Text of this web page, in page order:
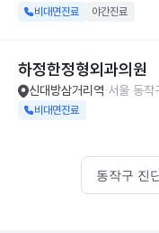
비대면진료 야간진료
하정한정형외과의원
신대방삼거리역 서울 동작
비대면진료
동작구 진